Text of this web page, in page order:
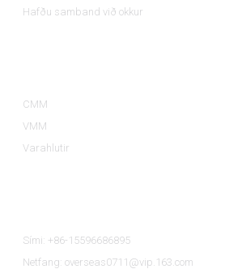
Hafðu samband við okkur
CMM
VMM
Varahlutir
Sími: +86-15596686895
Netfang: overseas0711@vip.163.com